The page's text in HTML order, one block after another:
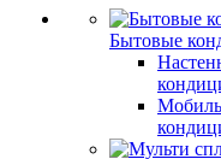
Бытовые